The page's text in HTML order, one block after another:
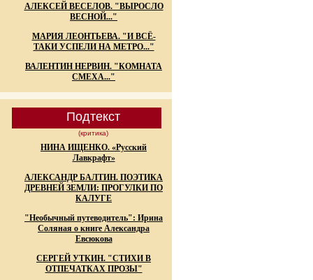
АЛЕКСЕЙ ВЕСЕЛОВ. "ВЫРОСЛО
ВЕСНОЙ..."
МАРИЯ ЛЕОНТЬЕВА. "И ВСЁ-
ТАКИ УСПЕЛИ НА МЕТРО..."
ВАЛЕНТИН НЕРВИН. "КОМНАТА
СМЕХА..."
Подтекст
(критика)
НИНА ИЩЕНКО. «Русский
Лавкрафт»
АЛЕКСАНДР БАЛТИН. ПОЭТИКА
ДРЕВНЕЙ ЗЕМЛИ: ПРОГУЛКИ ПО
КАЛУГЕ
"Необычный путеводитель": Ирина
Соляная о книге Александра
Евсюкова
СЕРГЕЙ УТКИН. "СТИХИ В
ОТПЕЧАТКАХ ПРОЗЫ"